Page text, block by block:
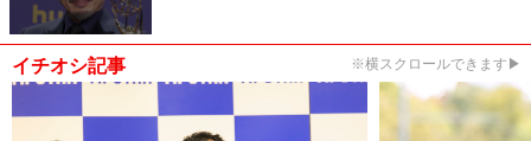
イチオシ記事 ※横スクロールできます▶